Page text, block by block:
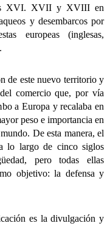
XVI. XVII y XVIII en
y desembarcos por
europeas (inglesas,
de este nuevo territorio y
comercio que, por vía
a Europa y recalaba en
peso e importancia en
De esta manera, el
lo largo de cinco siglos
pero todas ellas
objetivo: la defensa y
es la divulgación y